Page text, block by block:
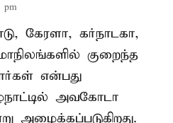
pm
கேரளா, கர்நாடகா,
குறைந்த
என்பது
அவகோடா